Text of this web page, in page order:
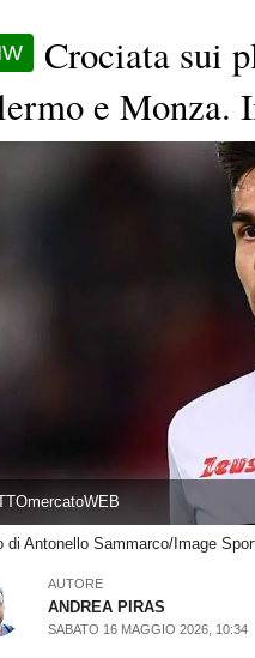
Crociata sui
e Monza.
di Antonello Sammarco/Image
AUTORE
ANDREA PIRAS
SABATO 16 MAGGIO 2026, 10:34